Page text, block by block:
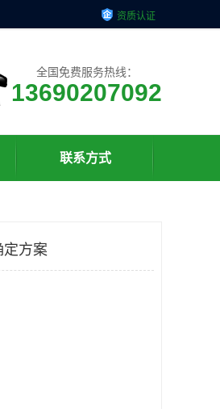
资质认证
全国免费服务热线：
13690207092
联系方式
方案